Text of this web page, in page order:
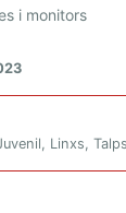
i monitors
, Linxs, Talps